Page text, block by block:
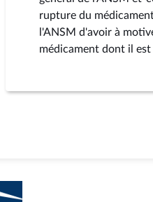
rupture du
l'ANSM d'avoir à
médicament dont il